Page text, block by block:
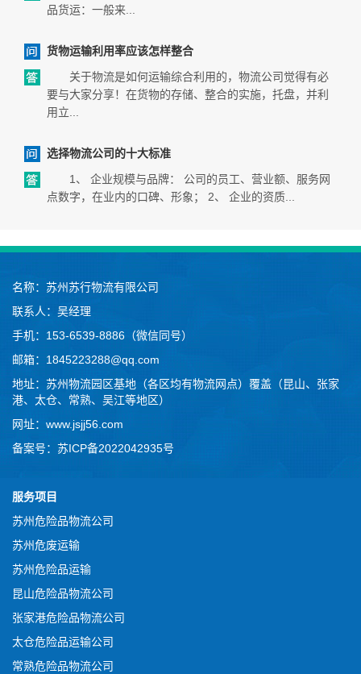
品货运：一般来...
货物运输利用率应该怎样整合
关于物流是如何运输综合利用的，物流公司觉得有必
要与大家分享！在货物的存储、整合的实施，托盘，并利
用立...
选择物流公司的十大标准
1、 企业规模与品牌： 公司的员工、营业额、服务网
点数字，在业内的口碑、形象； 2、 企业的资质...
名称： 苏州苏行物流有限公司
联系人：吴经理
手机： 153-6539-8886（微信同号）
邮箱：1845223288@qq.com
地址：苏州物流园区基地（各区均有物流网点）覆盖（昆山、张家
港、太仓、常熟、吴江等地区）
网址：www.jsjj56.com
备案号： 苏ICP备2022042935号
服务项目
苏州危险品物流公司
苏州危废运输
苏州危险品运输
昆山危险品物流公司
张家港危险品物流公司
太仓危险品运输公司
常熟危险品物流公司